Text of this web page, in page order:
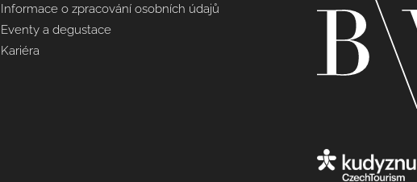
Informace o zpracování osobních údajů
Eventy a degustace
Kariéra